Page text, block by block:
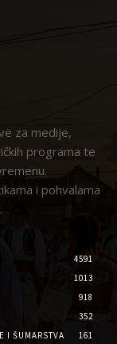
za medije,
programa te
i pohvalama
4591
1013
918
352
I ŠUMARSTVA
161